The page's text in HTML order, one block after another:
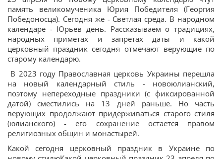
память великомученика Юрия Победителя (Георгия
Победоносца). Сегодня же - Светлая среда. В народном
календаре - Юрьев день. Рассказываем о традициях,
народных приметах и запретах даты и какой
церковный праздник сегодня отмечают верующие по
старому календарю.
В 2023 году Православная церковь Украины перешла
на новый календарный стиль - новоюлианский,
поэтому непереходные праздники (с фиксированной
датой) сместились на 13 дней раньше. Но часть
верующих продолжают придерживаться старого стиля
(юлианского) - его сохранение остается правом
религиозных общин и монастырей.
Какой сегодня церковный праздник в Украине по